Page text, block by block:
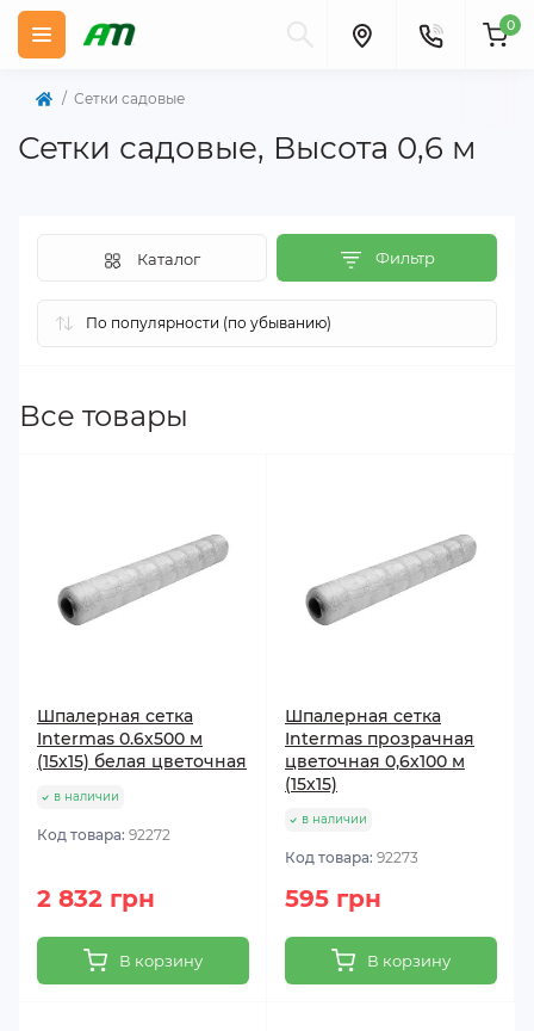
0
Сетки садовые
Сетки садовые, Высота 0,6 м
Фильтр
Каталог
Все товары
Шпалерная сетка
Intermas 0.6х500 м
(15х15) белая цветочная
в наличии
Код товара: 92272
2 832 грн
В корзину
Шпалерная сетка
Intermas прозрачная
цветочная 0,6х100 м
(15х15)
в наличии
Код товара: 92273
595 грн
В корзину